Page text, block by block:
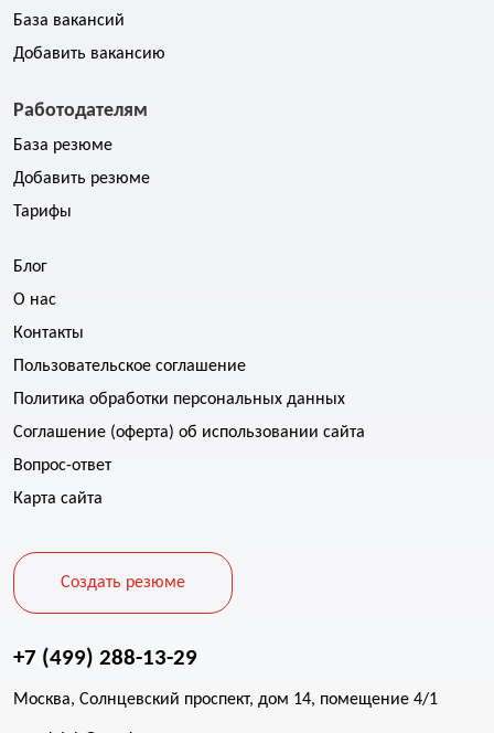
База вакансий
Добавить вакансию
Работодателям
База резюме
Добавить резюме
Тарифы
Блог
О нас
Контакты
Пользовательское соглашение
Политика обработки персональных данных
Соглашение (оферта) об использовании сайта
Вопрос-ответ
Карта сайта
Создать резюме
+7 (499) 288-13-29
Москва, Солнцевский проспект, дом 14, помещение 4/1